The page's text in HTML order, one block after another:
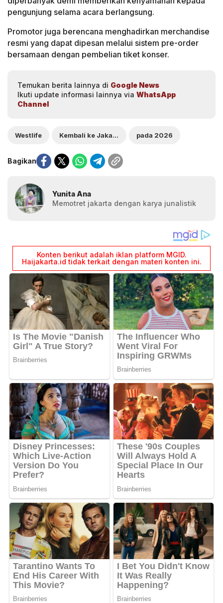
pengunjung selama acara berlangsung.
Promotor juga berencana menghadirkan merchandise
resmi yang dapat dipesan melalui sistem pre-order
bersamaan dengan pembelian tiket konser.
Temukan berita lainnya di Google News
Ikuti update informasi lainnya via WhatsApp
Channel
Westlife Kembali ke Jakarta pada 2026
Bagikan
Yunita Ana
Memotret jakarta dengan karya junalistik